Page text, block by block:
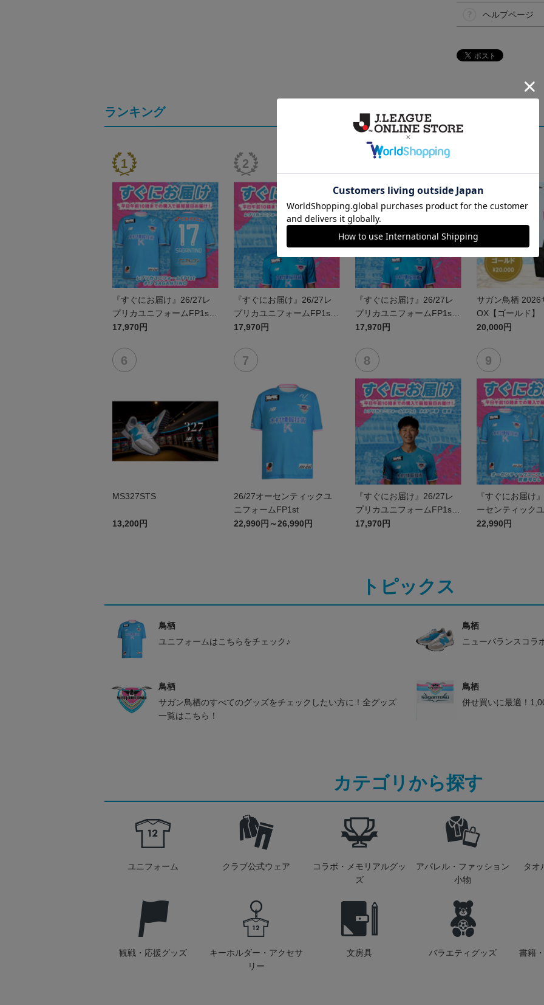
ヘルプページ
ランキング
『すぐにお届け』26/27レ
プリカユニフォームFP1st
No.17 SAGANTINO
17,970円
『すぐにお届け』26/27レ
プリカユニフォームFP1st
No.10 鈴木 大馳
17,970円
『すぐにお届け』26/27レ
プリカユニフォームFP1st
No.16 西澤 健太
17,970円
サガン鳥栖 2026
OX【ゴールド】
20,000円
MS327STS
13,200円
26/27オーセンティックユ
ニフォームFP1st
22,990円～26,990円
『すぐにお届け』26/27レ
プリカユニフォームFP1st
No.47 伊澤 璃来
17,970円
『すぐにお届け
ーセンティック
ムFP1st 背番号
22,990円
トピックス
鳥栖
ユニフォームはこちらをチェック♪
鳥栖
ニューバランスコラ
鳥栖
サガン鳥栖のすべてのグッズをチェックしたい方に！全グッズ
一覧はこちら！
鳥栖
併せ買いに最適！
カテゴリから探す
ユニフォーム クラブ公式ウェア
コラボ・メモリアルグッ
ズ
アパレル・ファッション
小物
タオ
観戦・応援グッズ
キーホルダー・アクセサ
リー
文房具 バラエティグッズ 書籍